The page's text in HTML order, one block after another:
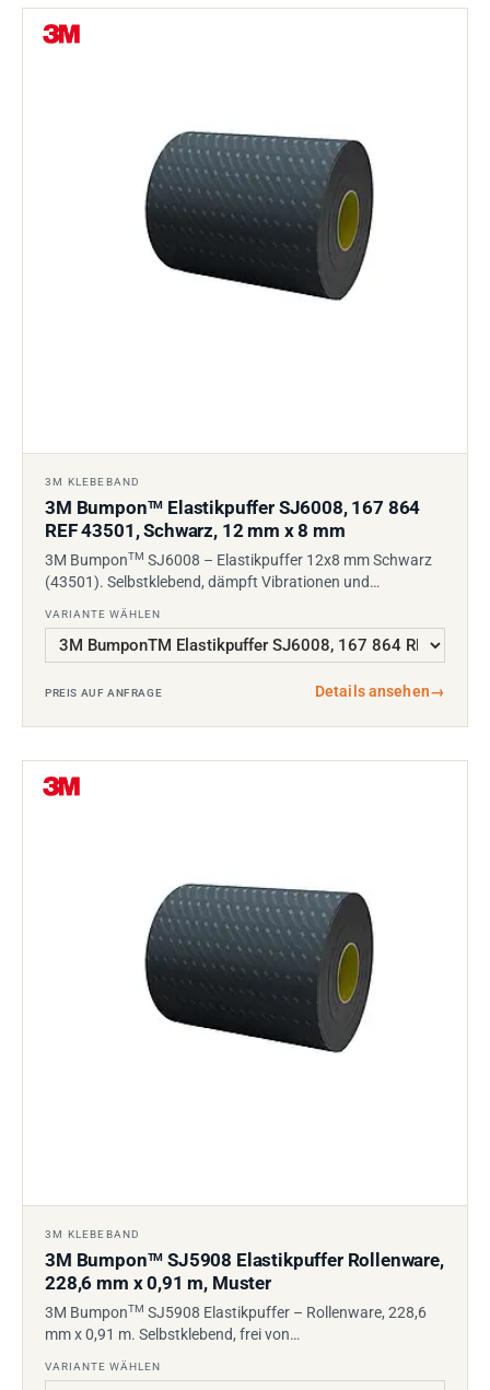
3M KLEBEBAND
3M BumponTM Elastikpuffer SJ6008, 167 864
REF 43501, Schwarz, 12 mm x 8 mm
3M BumponTM SJ6008 – Elastikpuffer 12x8 mm Schwarz
(43501). Selbstklebend, dämpft Vibrationen und…
VARIANTE WÄHLEN
PREIS AUF ANFRAGE Details ansehen→
3M KLEBEBAND
3M BumponTM SJ5908 Elastikpuffer Rollenware,
228,6 mm x 0,91 m, Muster
3M BumponTM SJ5908 Elastikpuffer – Rollenware, 228,6
mm x 0,91 m. Selbstklebend, frei von…
VARIANTE WÄHLEN